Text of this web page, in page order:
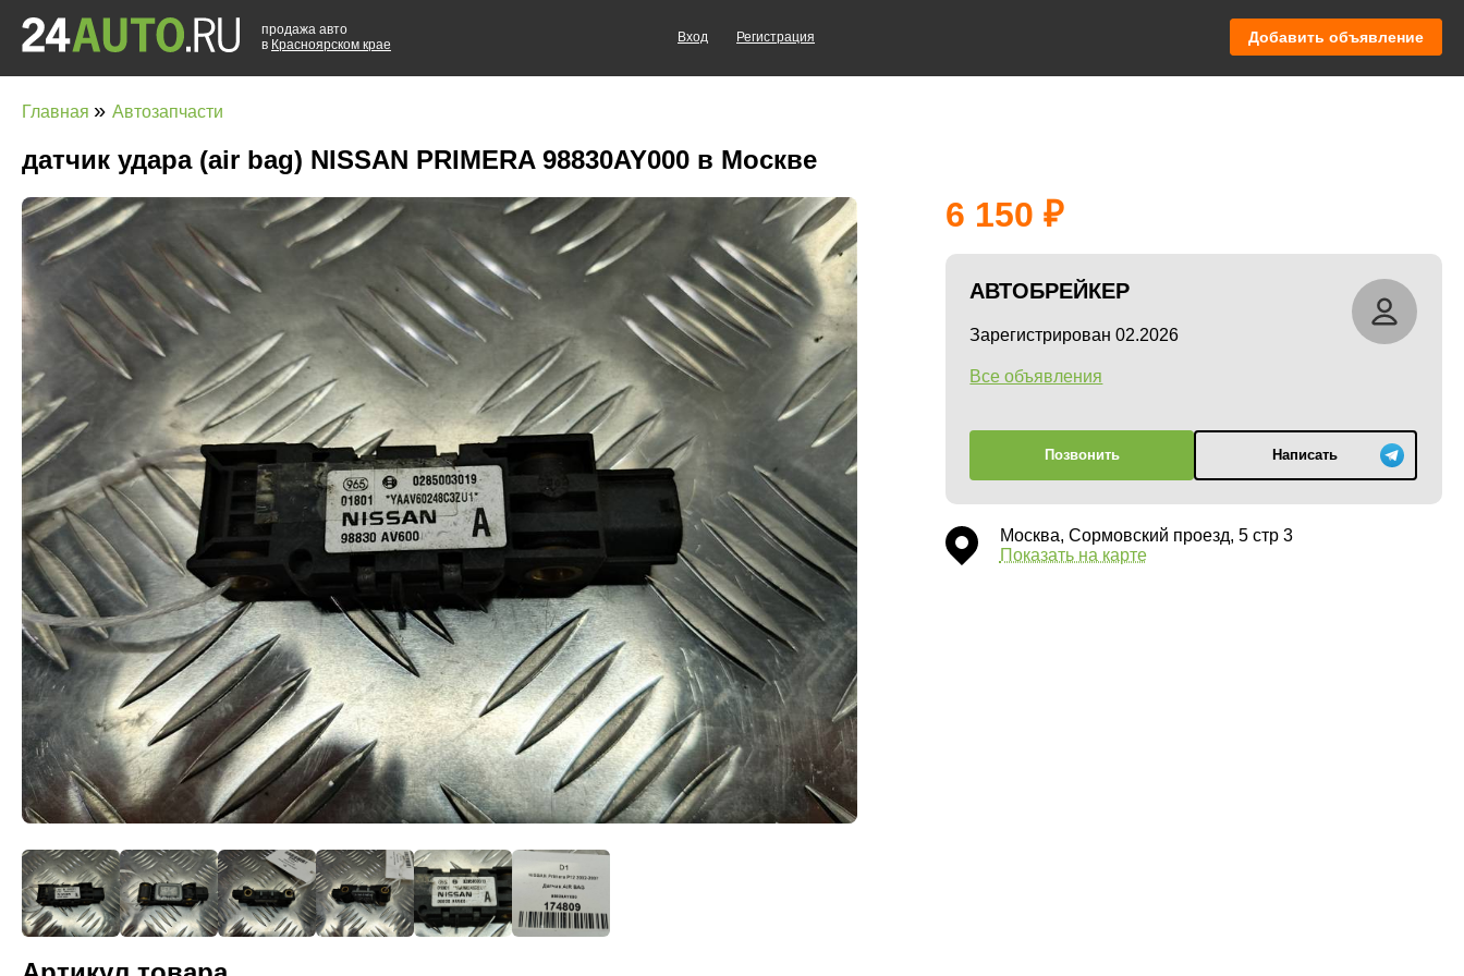
продажа авто
в Красноярском крае
Вход Регистрация Добавить объявление
Главная » Автозапчасти
датчик удара (air bag) NISSAN PRIMERA 98830AY000 в Москве
6 150
АВТОБРЕЙКЕР
Зарегистрирован 02.2026
Все объявления
Позвонить Написать
Москва, Сормовский проезд, 5 стр 3
Показать на карте